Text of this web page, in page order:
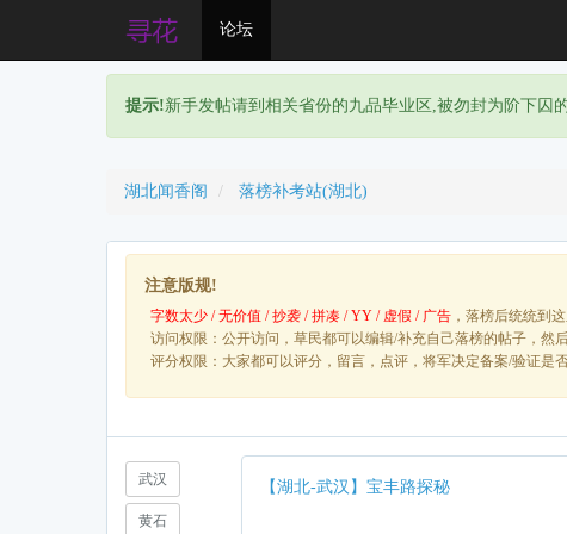
论坛
提示!新手发帖请到相关省份的九品毕业区,被勿封为阶下囚
湖北闻香阁 落榜补考站(湖北)
注意版规!
字数太少 / 无价值 / 抄袭 / 拼凑 / YY / 虚假 / 广告 ，落榜后统统到
访问权限：公开访问，草民都可以编辑/补充自己落榜的帖子，然
评分权限：大家都可以评分，留言，点评，将军决定备案/验证是
武汉
黄石
【湖北-武汉】宝丰路探秘